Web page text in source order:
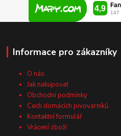
Informace pro zákazníky
O nás
Jak nakupovat
Obchodní podmínky
Cech domácích pivovarníků
Kontaktní formulář
Vrácení zboží